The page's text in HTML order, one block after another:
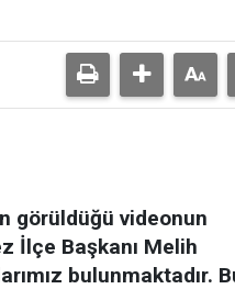
görüldüğü videonun
İlçe Başkanı Melih
bulunmaktadır.